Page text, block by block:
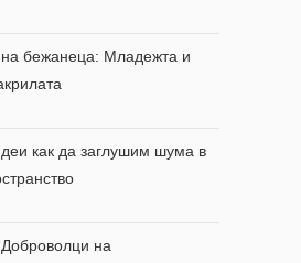
бежанеца: Младежта и
как да заглушим шума в
на